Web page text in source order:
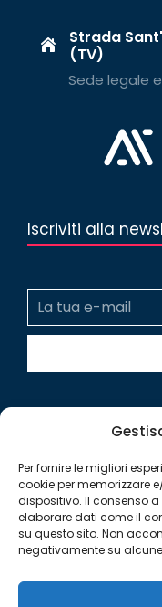
Per fornire le migliori
cookie per memorizzare
dispositivo. Il consenso
elaborare dati come il
su questo sito. Non
negativamente su
Strada
(TV)
Sede legale
Iscriviti alla
Soggetta a Direzione
P.I (IT)